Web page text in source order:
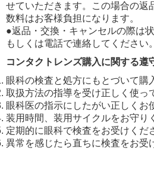
せていただきます。この場合の返
数料はお客様負担になります。
●返品・交換・キャンセルの際は
もしくは電話で連絡してください。
コンタクトレンズ購入に関する遵
眼科の検査と処方にもとづいて購
取扱方法の指導を受け正しく使っ
眼科医の指示にしたがい正しくお
装用時間、装用サイクルをお守り
定期的に眼科で検査をお受けくだ
異常を感じたら直ちに検査をお受